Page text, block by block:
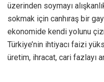
üzerinden soymayı
sokmak için canhıraş bir
ekonomide kendi yolunu
Türkiye’nin ihtiyacı faizi
üretim, ihracat, cari fazlayı